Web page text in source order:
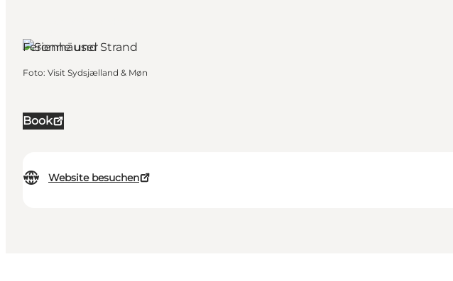
Reise planen
Book
Website besuchen
Ferienhäuser
Foto: Visit Sydsjælland & Møn